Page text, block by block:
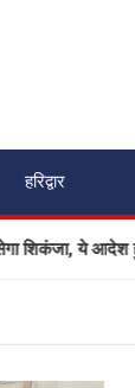
हरिद्वार
ये आदेश हुआ जारी